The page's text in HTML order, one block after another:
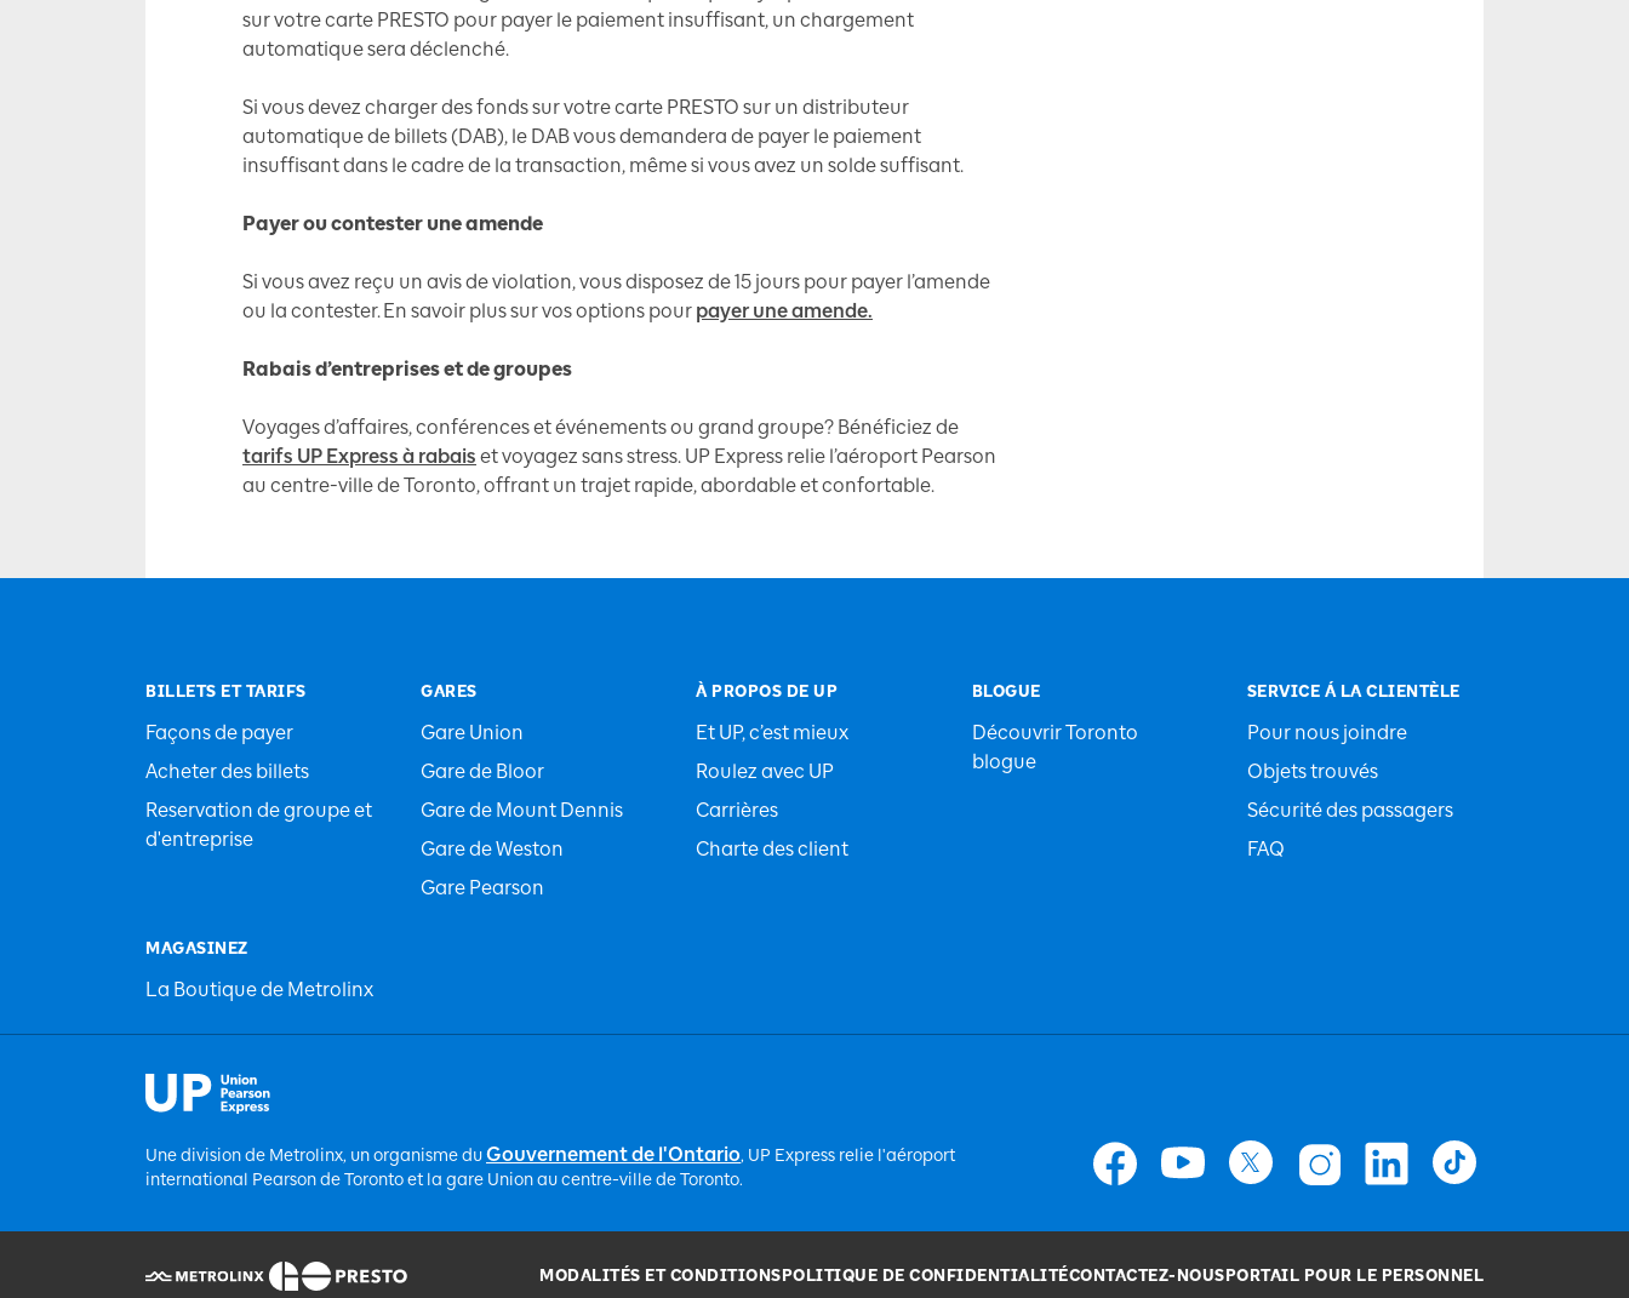
sur votre carte PRESTO pour payer le paiement insuffisant, un chargement
automatique sera déclenché.
Si vous devez charger des fonds sur votre carte PRESTO sur un distributeur
automatique de billets (DAB), le DAB vous demandera de payer le paiement
insuffisant dans le cadre de la transaction, même si vous avez un solde suffisant.
Payer ou contester une amende
Si vous avez reçu un avis de violation, vous disposez de 15 jours pour payer l’amende
ou la contester. En savoir plus sur vos options pour payer une amende.
Rabais d’entreprises et de groupes
Voyages d’affaires, conférences et événements ou grand groupe? Bénéficiez de
tarifs UP Express à rabais et voyagez sans stress. UP Express relie l’aéroport Pearson
au centre-ville de Toronto, offrant un trajet rapide, abordable et confortable.
BILLETS ET TARIFS
Façons de payer
Acheter des billets
Reservation de groupe et
d'entreprise
GARES
Gare Union
Gare de Bloor
Gare de Mount Dennis
Gare de Weston
Gare Pearson
À PROPOS DE UP
Et UP, c’est mieux
Roulez avec UP
Carrières
Charte des client
BLOGUE
Découvrir Toronto
blogue
SERVICE Á LA CLIENTÈLE
Pour nous joindre
Objets trouvés
Sécurité des passagers
FAQ
MAGASINEZ
La Boutique de Metrolinx
Une division de Metrolinx, un organisme duGouvernement de l'Ontario, UP Express relie l'aéroport
international Pearson de Toronto et la gare Union au centre-ville de Toronto.
MODALITÉS ET CONDITIONS POLITIQUE DE CONFIDENTIALITÉCONTACTEZ-NOUS PORTAIL POUR LE PERSONNEL